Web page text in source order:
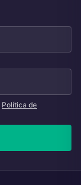
Política de